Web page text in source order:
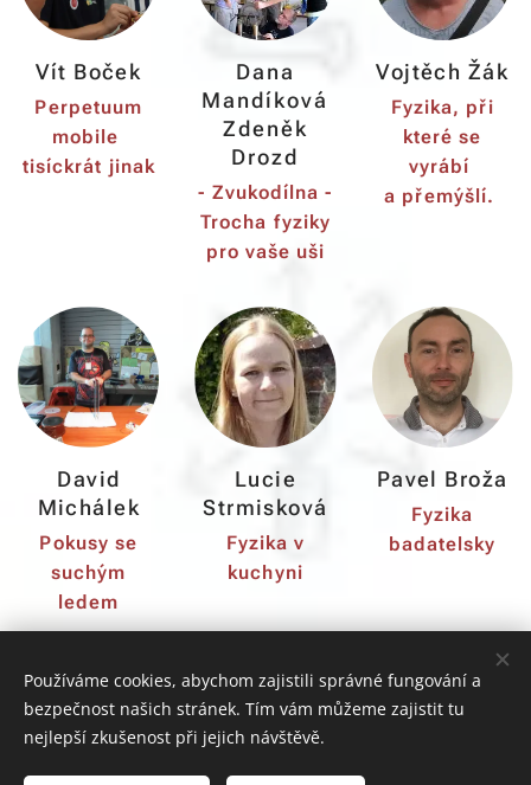
Vít Boček
Perpetuum
mobile
tisíckrát jinak
Dana
Mandíková
Zdeněk
Drozd
- Zvukodílna -
Trocha fyziky
pro vaše uši
Vojtěch Žák
Fyzika, při
které se
vyrábí
a přemýšlí.
David
Michálek
Pokusy se
suchým
ledem
Lucie
Strmisková
Fyzika v
kuchyni
Pavel Broža
Fyzika
badatelsky
© 2026 - Elixír do škol, z. ú. | Olbrachtova 1929/62 | 140
00 Praha 4
Používáme cookies, abychom zajistili správné fungování a
bezpečnost našich stránek. Tím vám můžeme zajistit tu
nejlepší zkušenost při jejich návštěvě.